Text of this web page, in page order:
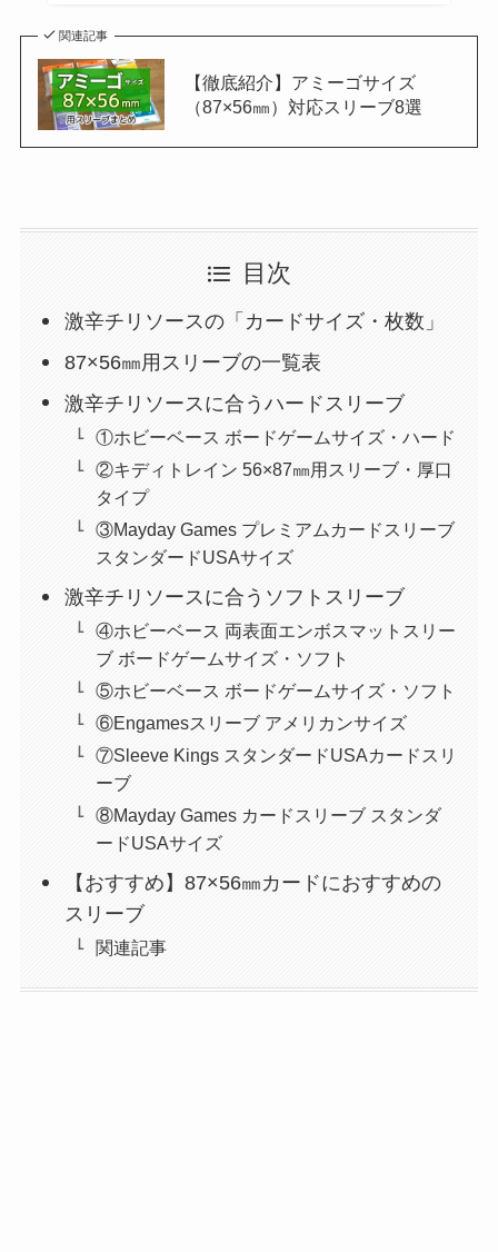
関連記事
【徹底紹介】アミーゴサイズ
（87×56㎜）対応スリーブ8選
目次
激辛チリソースの「カードサイズ・枚数」
87×56㎜用スリーブの一覧表
激辛チリソースに合うハードスリーブ
①ホビーベース ボードゲームサイズ・ハード
②キディトレイン 56×87㎜用スリーブ・厚口
タイプ
③Mayday Games プレミアムカードスリーブ
スタンダードUSAサイズ
激辛チリソースに合うソフトスリーブ
④ホビーベース 両表面エンボスマットスリー
ブ ボードゲームサイズ・ソフト
⑤ホビーベース ボードゲームサイズ・ソフト
⑥Engamesスリーブ アメリカンサイズ
⑦Sleeve Kings スタンダードUSAカードスリ
ーブ
⑧Mayday Games カードスリーブ スタンダ
ードUSAサイズ
【おすすめ】87×56㎜カードにおすすめの
スリーブ
関連記事